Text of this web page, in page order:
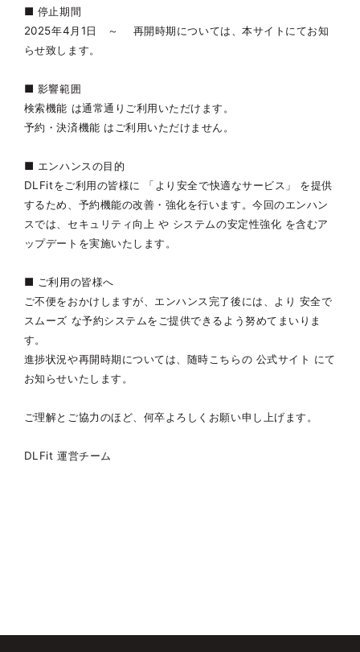
■ 停止期間
2025年4月1日 ～ 再開時期については、本サイトにてお知
らせ致します。
■ 影響範囲
検索機能 は通常通りご利用いただけます。
予約・決済機能 はご利用いただけません。
■ エンハンスの目的
DLFitをご利用の皆様に 「より安全で快適なサービス」 を提供
するため、予約機能の改善・強化を行います。今回のエンハン
スでは、セキュリティ向上 や システムの安定性強化 を含むア
ップデートを実施いたします。
■ ご利用の皆様へ
ご不便をおかけしますが、エンハンス完了後には、より 安全で
スムーズ な予約システムをご提供できるよう努めてまいりま
す。
進捗状況や再開時期については、随時こちらの 公式サイト にて
お知らせいたします。
ご理解とご協力のほど、何卒よろしくお願い申し上げます。
DLFit 運営チーム